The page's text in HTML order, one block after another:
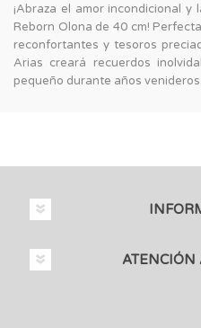
¡Abraza el amor incondicional
Reborn Olona de 40 cm!
reconfortantes y tesoros
Arias creará recuerdos
pequeño durante años venideros.
ATENCIÓN